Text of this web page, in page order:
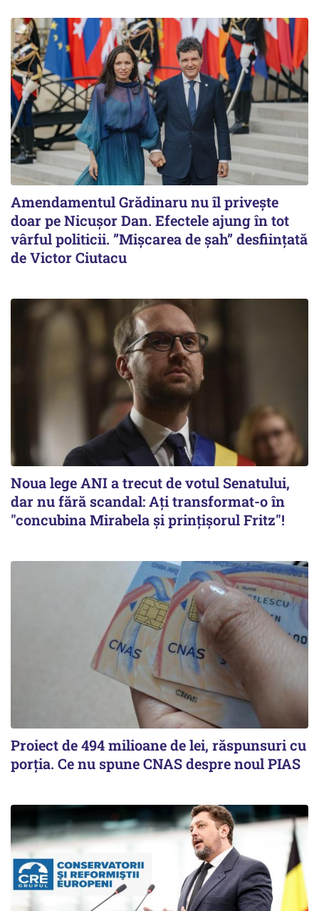
Amendamentul Grădinaru nu îl privește
doar pe Nicușor Dan. Efectele ajung în tot
vârful politicii. ”Mișcarea de șah” desființată
de Victor Ciutacu
Noua lege ANI a trecut de votul Senatului,
dar nu fără scandal: Ați transformat-o în
"concubina Mirabela şi prinţişorul Fritz"!
Proiect de 494 milioane de lei, răspunsuri cu
porția. Ce nu spune CNAS despre noul PIAS